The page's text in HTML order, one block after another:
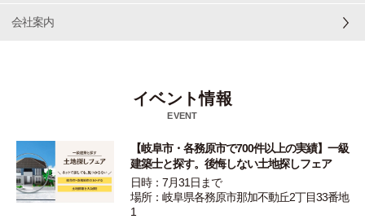
会社案内
イベント情報
EVENT
【岐阜市・各務原市で700件以上の実績】一級
建築士と探す。後悔しない土地探しフェア
日時：7月31日まで
場所：岐阜県各務原市那加不動丘2丁目33番地
1